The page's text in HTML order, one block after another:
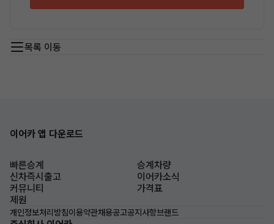
목록 이동
이어카 앱 다운로드
빠른승계
승계차량
신차즉시출고
이어카소식
커뮤니티
가격표
제원
개인정보처리방침이용약관채용공고공지사항브랜드